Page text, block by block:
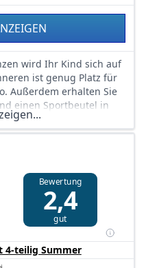
wird Ihr Kind sich auf
ist genug Platz für
Außerdem erhalten Sie
einen Sportbeutel in
x 39 x 16 cm
Bewertung
2,4
gut
4-teilig Summer